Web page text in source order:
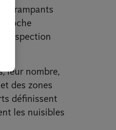
rampants
inspection
leur nombre,
des zones
définissent
les nuisibles